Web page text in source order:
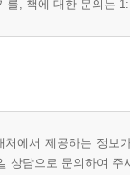
를, 책에 대한 문의는
처에서 제공하는 정
상담으로 문의하여 주